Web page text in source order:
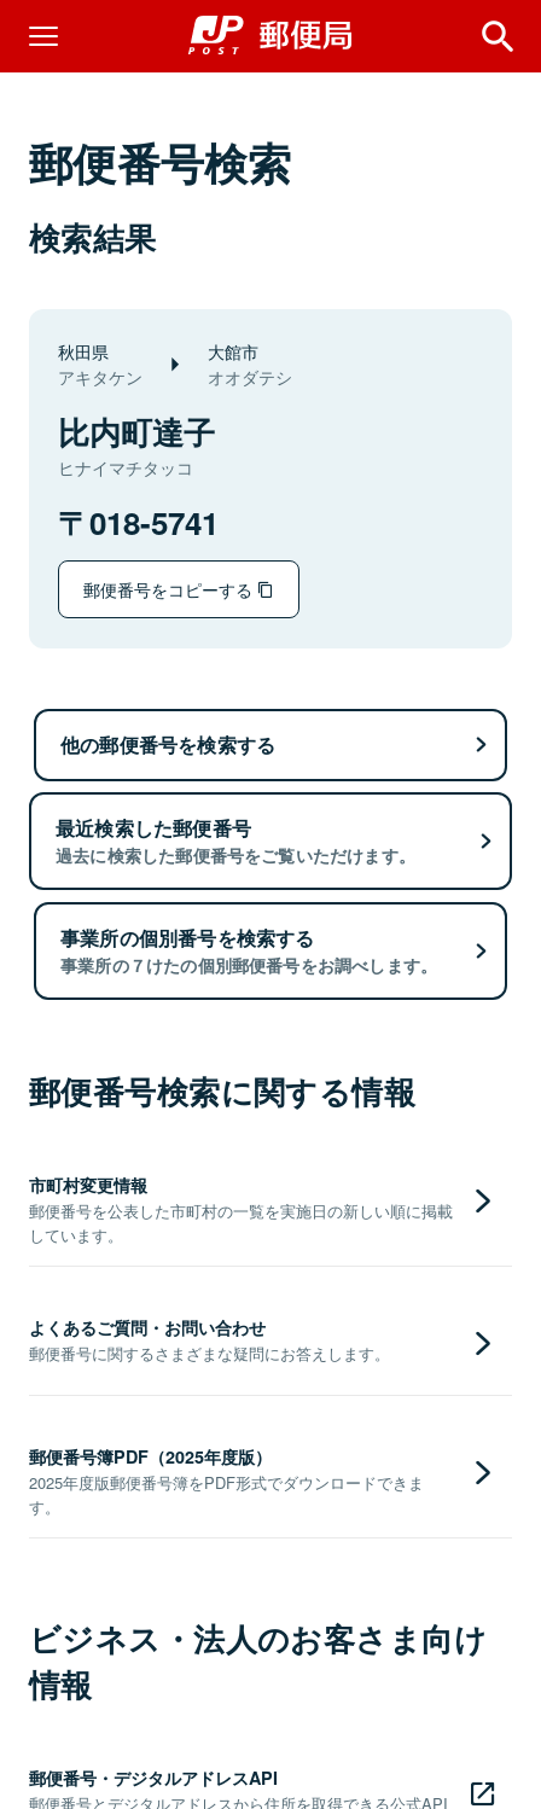
郵便番号検索
検索結果
秋田県
アキタケン
大館市
オオダテシ
比内町達子
ヒナイマチタッコ
018-5741
郵便番号をコピーする
他の郵便番号を検索する
最近検索した郵便番号
過去に検索した郵便番号をご覧いただけます。
事業所の個別番号を検索する
事業所の７けたの個別郵便番号をお調べします。
郵便番号検索に関する情報
市町村変更情報
郵便番号を公表した市町村の一覧を実施日の新しい順に掲載
しています。
よくあるご質問・お問い合わせ
郵便番号に関するさまざまな疑問にお答えします。
郵便番号簿PDF（2025年度版）
2025年度版郵便番号簿をPDF形式でダウンロードできま
す。
ビジネス・法人のお客さま向け
情報
郵便番号・デジタルアドレスAPI
郵便番号とデジタルアドレスから住所を取得できる公式API